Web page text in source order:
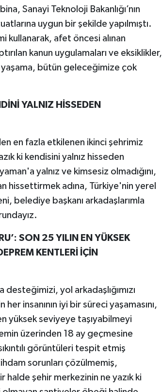
Sanayi Teknoloji Bakanlığı’nın
uygun bir şekilde yapılmıştı.
kullanarak, afet öncesi alınan
kanun uygulamaları ve eksiklikler,
yaşama, bütün geleceğimize çok
YALNIZ HİSSEDEN
en fazla etkilenen ikinci şehrimiz
ki kendisini yalnız hisseden
yalnız ve kimsesiz olmadığını,
hissettirmek adına, Türkiye'nin yerel
belediye başkanı arkadaşlarımla
SON 25 YILIN EN YÜKSEK
KENTLERİ İÇİN
yol arkadaşlığımızı
insanının iyi bir süreci yaşamasını,
yüksek seviyeye taşıyabilmeyi
üzerinden 18 ay geçmesine
görüntüleri tespit etmiş
sorunları çözülmemiş,
halde şehir merkezinin ne yazık ki